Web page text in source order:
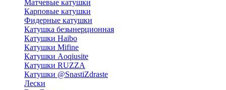
Матчевые катушки
Карповые катушки
Фидерные катушки
Катушка безынерционная
Катушки Haibo
Катушки Mifine
Катушки Aoqiusite
Катушки RUZZA
Катушки @SnastiZdraste
Лески